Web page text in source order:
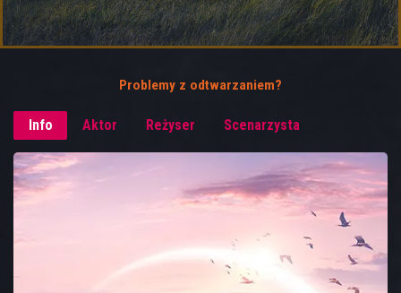
Problemy z odtwarzaniem?
Info Aktor Reżyser Scenarzysta